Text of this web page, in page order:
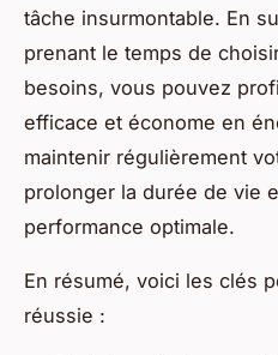
tâche insurmontable. En
prenant le temps de
besoins, vous pouvez
efficace et économe en
maintenir régulièrement
prolonger la durée de vie
performance optimale.
En résumé, voici les clés
réussie :